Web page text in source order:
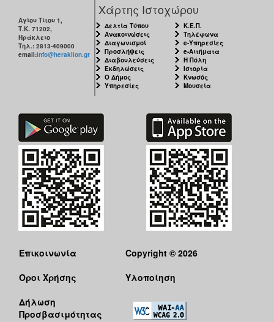
Αγίου Τίτου 1,
Τ.Κ. 71202,
Ηράκλειο
Τηλ.: 2813-409000
email:info@heraklion.gr
Χάρτης Ιστοχώρου
Δελτία Τύπου
Ανακοινώσεις
Διαγωνισμοί
Προσλήψεις
Διαβουλεύσεις
Εκδηλώσεις
Ο Δήμος
Υπηρεσίες
Κ.Ε.Π.
Τηλέφωνα
e-Υπηρεσίες
e-Αιτήματα
Η Πόλη
Ιστορία
Κνωσός
Μουσεία
Επικοινωνία
Όροι Χρήσης
Δήλωση
Προσβασιμότητας
Copyright © 2026
Υλοποίηση